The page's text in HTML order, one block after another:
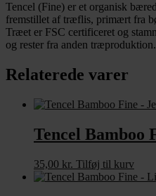
Tencel (Fine) er et organisk
fremstillet af træflis, primært fra
Træet er FSC certificeret og
og rester fra anden træproduktion.
Relaterede varer
Tencel Bamboo
35,00 kr. Tilføj til kurv